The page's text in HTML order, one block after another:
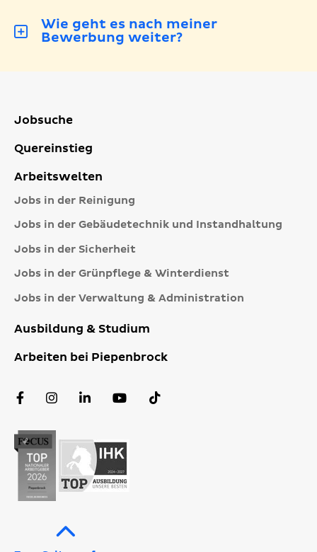
Wie geht es nach meiner
Bewerbung weiter?
Jobsuche
Quereinstieg
Arbeitswelten
Jobs in der Reinigung
Jobs in der Gebäudetechnik und Instandhaltung
Jobs in der Sicherheit
Jobs in der Grünpflege & Winterdienst
Jobs in der Verwaltung & Administration
Ausbildung & Studium
Arbeiten bei Piepenbrock
FacebookInstagram
LinkedInYouTube